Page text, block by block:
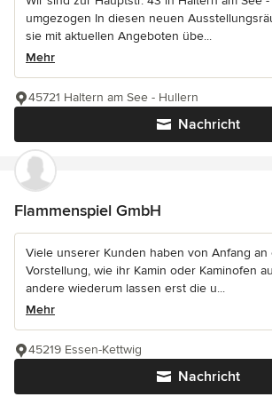
umgezogen In diesen neuen
sie mit aktuellen Angeboten übe...
Mehr
Nachricht
45721 Haltern am See - Hullern
Flammenspiel GmbH
Viele unserer Kunden haben von Anfang an
Vorstellung, wie ihr Kamin oder Kaminofen
andere wiederum lassen erst die u...
Mehr
Nachricht
45219 Essen-Kettwig